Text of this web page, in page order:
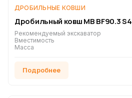
ДРОБИЛЬНЫЕ КОВШИ
Дробильный ковш MB BF90.3 S4
Рекомендуемый экскаватор
Вместимость
Масса
Подробнее